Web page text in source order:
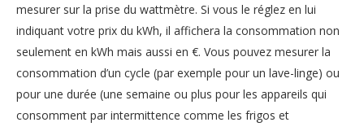
mesurer sur la prise du wattmètre. Si vous le réglez en lui
indiquant votre prix du kWh, il affichera la consommation non
seulement en kWh mais aussi en €. Vous pouvez mesurer la
consommation d’un cycle (par exemple pour un lave-linge) ou
pour une durée (une semaine ou plus pour les appareils qui
consomment par intermittence comme les frigos et